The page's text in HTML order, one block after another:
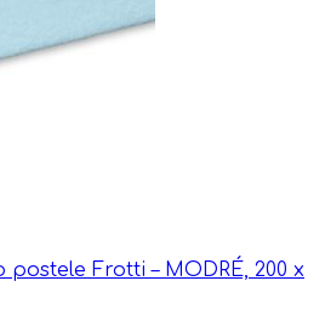
Frotti – MODRÉ, 200 x